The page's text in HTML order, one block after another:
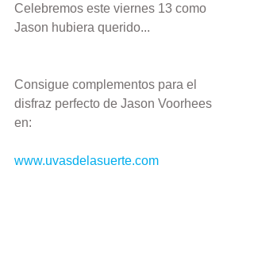
Celebremos este viernes 13 como
Jason hubiera querido...
Consigue complementos para el
disfraz perfecto de Jason Voorhees
en:
www.uvasdelasuerte.com